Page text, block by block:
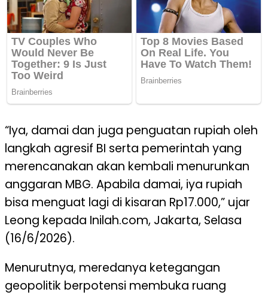
“Iya, damai dan juga penguatan rupiah oleh
langkah agresif BI serta pemerintah yang
merencanakan akan kembali menurunkan
anggaran MBG. Apabila damai, iya rupiah
bisa menguat lagi di kisaran Rp17.000,” ujar
Leong kepada Inilah.com, Jakarta, Selasa
(16/6/2026).
Menurutnya, meredanya ketegangan
geopolitik berpotensi membuka ruang